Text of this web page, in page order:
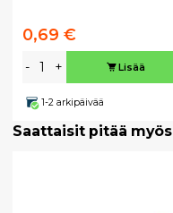
0,69 €
- + Lisää
1-2 arkipäivää
Saattaisit pitää myös